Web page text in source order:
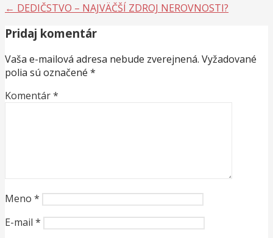
← DEDIČSTVO – NAJVÄČŠÍ ZDROJ NEROVNOSTI?
Pridaj komentár
Vaša e-mailová adresa nebude zverejnená. Vyžadované
polia sú označené *
Komentár*
Meno *
E-mail *